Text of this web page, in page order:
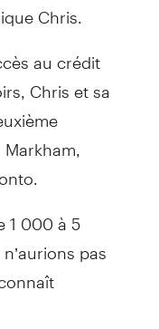
Chris.
au crédit
Chris et sa
1 000 à 5
pas